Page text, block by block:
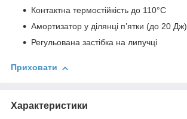
Контактна термостійкість до 110°C
Амортизатор у ділянці п’ятки (до 20 Дж)
Регульована застібка на липучці
Приховати
Характеристики